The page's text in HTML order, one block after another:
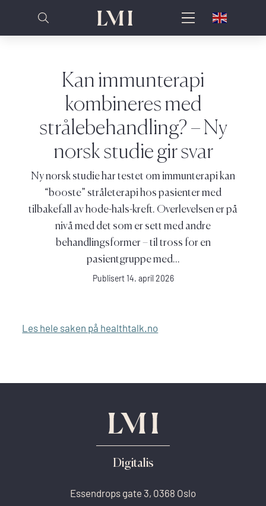
Kan immunterapi
kombineres med
strålebehandling? – Ny
norsk studie gir svar
Ny norsk studie har testet om immunterapi kan
“booste” stråleterapi hos pasienter med
tilbakefall av hode-hals-kreft. Overlevelsen er på
nivå med det som er sett med andre
behandlingsformer – til tross for en
pasientgruppe med...
Publisert 14. april 2026
Les hele saken på healthtalk.no
Digitalis
Essendrops gate 3, 0368 Oslo